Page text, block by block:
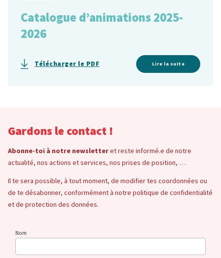
Catalogue d’animations 2025-
2026
Télécharger le PDF Lire la suite
Gardons le contact !
Abonne-toi à notre newsletteret reste informé.e de notre
actualité, nos actions et services, nos prises de position, …
Il te sera possible, à tout moment, de modifier tes coordonnées ou
de te désabonner, conformément à notre politique de confidentialité
et de protection des données.
Nom